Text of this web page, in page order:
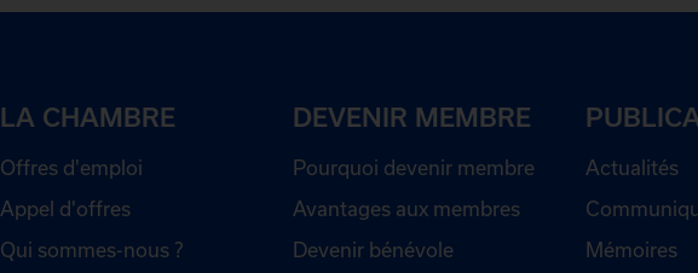
LA CHAMBRE
Offres d'emploi
Appel d'offres
Qui sommes-nous ?
DEVENIR MEMBRE
Pourquoi devenir membre
Avantages aux membres
Devenir bénévole
Actualités
Mémoires